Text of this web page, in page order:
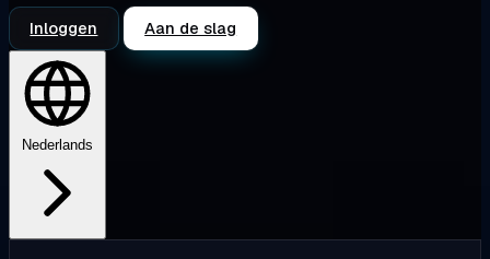
Inloggen Aan de slag
Nederlands